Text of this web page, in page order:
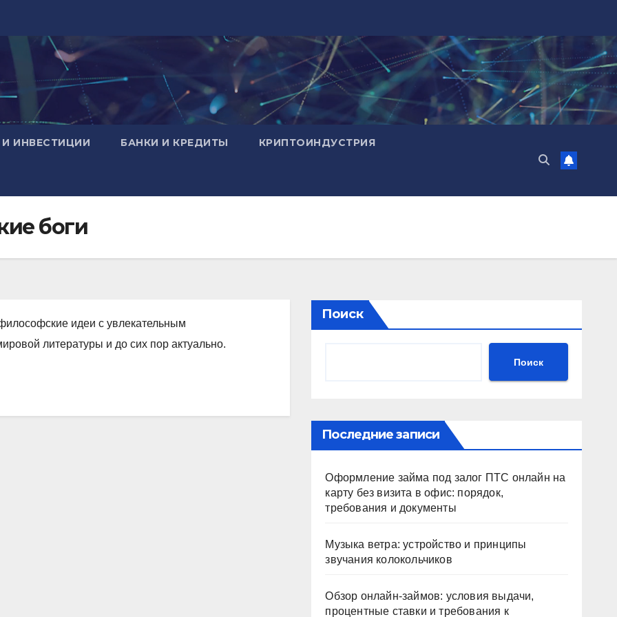
И ИНВЕСТИЦИИ БАНКИ И КРЕДИТЫ КРИПТОИНДУСТРИЯ
боги
идеи с увлекательным
литературы и до сих пор актуально.
Поиск
Поиск
Последние записи
Оформление займа под залог ПТС онлайн на
карту без визита в офис: порядок,
требования и документы
Музыка ветра: устройство и принципы
звучания колокольчиков
Обзор онлайн-займов: условия выдачи,
процентные ставки и требования к